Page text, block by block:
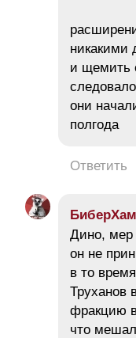
никакими
и щемить
они
полгода
Ответить
БиберХам
Дино, мер
он не
в то
Труханов
фракцию
что